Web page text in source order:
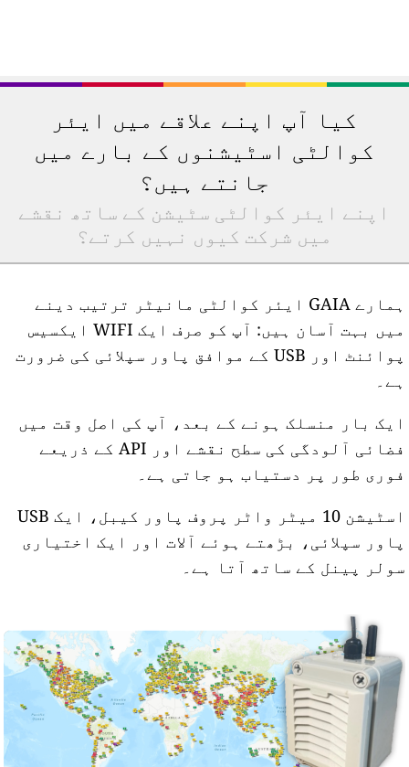
کیا آپ اپنے علاقے میں ایئر
کوالٹی اسٹیشنوں کے بارے میں
جانتے ہیں؟
اپنے ایئر کوالٹی سٹیشن کے ساتھ نقشے
میں شرکت کیوں نہیں کرتے؟
ہمارے GAIA ایئر کوالٹی مانیٹر ترتیب دینے
میں بہت آسان ہیں: آپ کو صرف ایک WIFI ایکسیس
پوائنٹ اور USB کے موافق پاور سپلائی کی ضرورت
ہے۔
ایک بار منسلک ہونے کے بعد، آپ کی اصل وقت میں
فضائی آلودگی کی سطح نقشے اور API کے ذریعے
فوری طور پر دستیاب ہو جاتی ہے۔
اسٹیشن 10 میٹر واٹر پروف پاور کیبل، ایک USB
پاور سپلائی، بڑھتے ہوئے آلات اور ایک اختیاری
سولر پینل کے ساتھ آتا ہے۔